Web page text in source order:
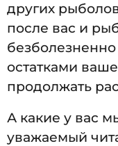
других
после вас и
остатками
продолжать
А какие у вас
уважаемый